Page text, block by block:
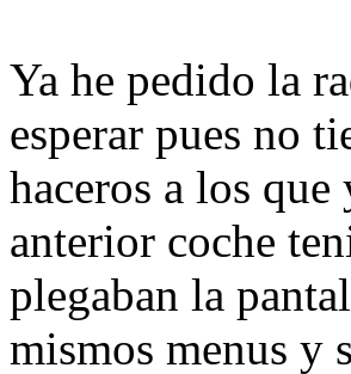
Ya he pedido la
esperar pues no
haceros a los
anterior coche
plegaban la
mismos menus y